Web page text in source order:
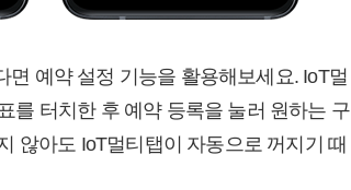
예약 설정 기능을 활용해보세요. IoT멀
를 터치한 후 예약 등록을 눌러 원하는 구
않아도 IoT멀티탭이 자동으로 꺼지기 때